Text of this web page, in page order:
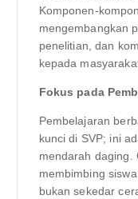
Komponen-
mengembangkan
penelitian, dan
kepada
Fokus pada
Pembelajaran
kunci di SVP; ini
mendarah daging.
membimbing
bukan sekedar